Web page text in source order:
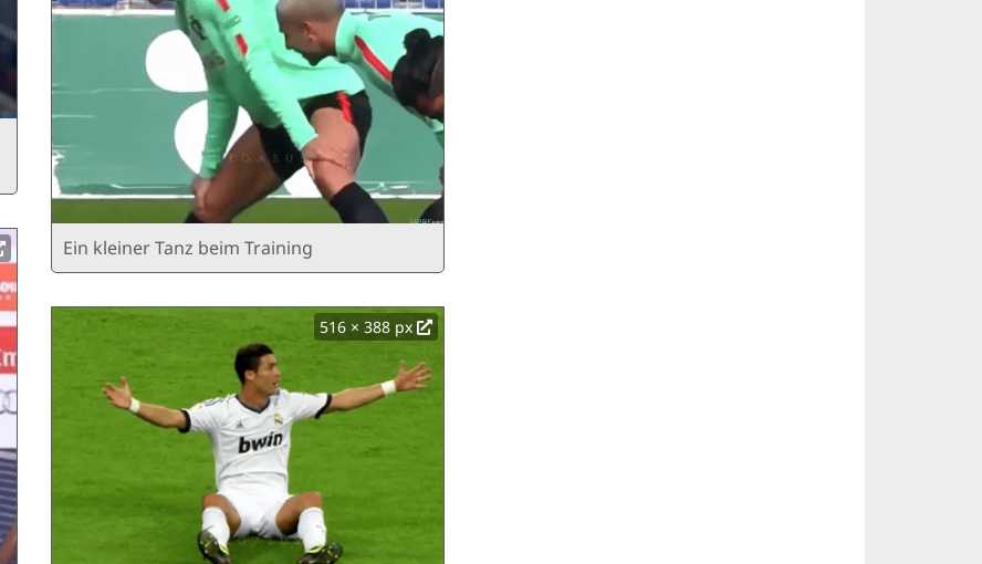
Ein kleiner Tanz beim Training
516 × 388 px